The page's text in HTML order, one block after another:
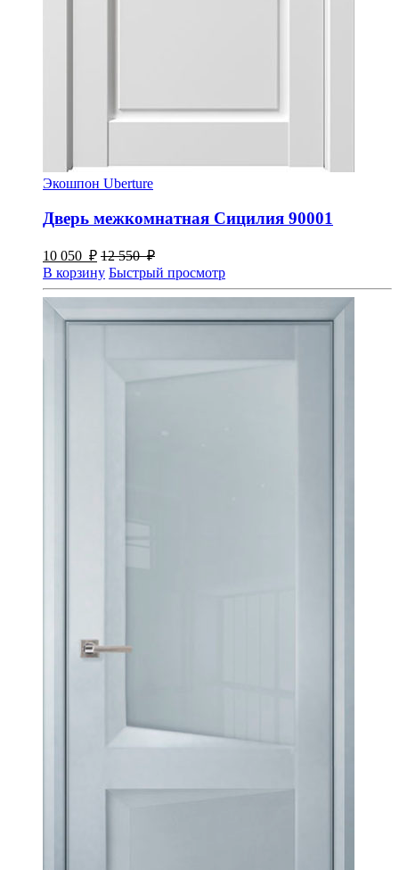
Экошпон Uberture
Дверь межкомнатная Сицилия 90001
10 050 ₽ 12 550 ₽
В корзину Быстрый просмотр